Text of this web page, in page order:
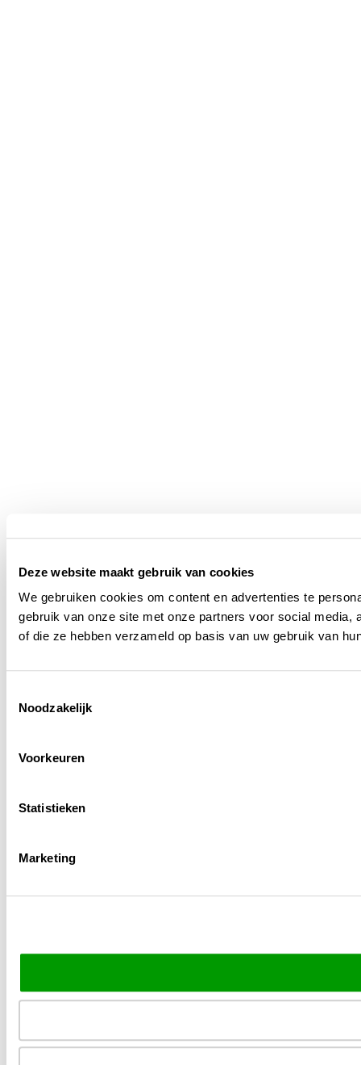
Deze website maakt gebruik van cookies
We gebruiken cookies om content en advertenties te
gebruik van onze site met onze partners voor social
of die ze hebben verzameld op basis van uw gebruik van
Noodzakelijk
Voorkeuren
Statistieken
Marketing